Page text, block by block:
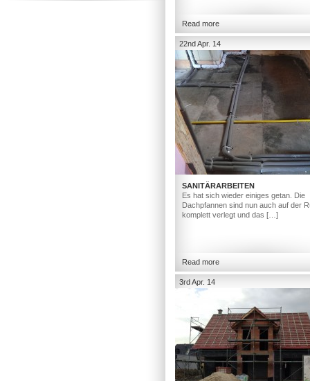
Read more
22nd Apr. 14
SANITÄRARBEITEN
Es hat sich wieder einiges getan. Die
Dachpfannen sind nun auch auf der
komplett verlegt und das […]
Read more
3rd Apr. 14